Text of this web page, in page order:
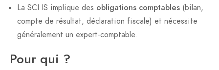
La SCI IS implique des obligations comptables (bilan,
compte de résultat, déclaration fiscale) et nécessite
généralement un expert-comptable.
Pour qui ?